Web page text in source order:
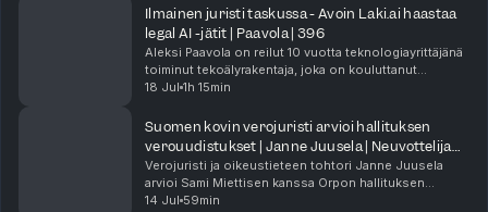
näytti...
Ilmainen juristi taskussa - Avoin Laki.ai haastaa
legal AI -jätit | Paavola | 396
Aleksi Paavola on reilut 10 vuotta teknologiayrittäjänä
toiminut tekoälyrakentaja, joka on kouluttanut
kielimalleihin niin Googlen Euroopan tiimiä kuin
18 Jul 1h 15min
Suomen kovin verojuristi arvioi hallituksen
verouudistukset | Janne Juusela | Neuvottelija
395
Verojuristi ja oikeustieteen tohtori Janne Juusela
arvioi Sami Miettisen kanssa Orpon hallituksen
veropäätökset huippujuristin ja investointipankkiirin
14 Jul 59min